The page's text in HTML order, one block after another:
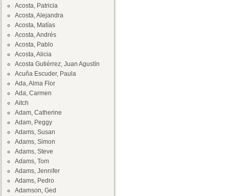
Acosta, Patricia
Acosta, Alejandra
Acosta, Matías
Acosta, Andrés
Acosta, Pablo
Acosta, Alicia
Acosta Gutiérrez, Juan Agustín
Acuña Escuder, Paula
Ada, Alma Flor
Ada, Carmen
Aitch
Adam, Catherine
Adam, Peggy
Adams, Susan
Adams, Simon
Adams, Steve
Adams, Tom
Adams, Jennifer
Adams, Pedro
Adamson, Ged